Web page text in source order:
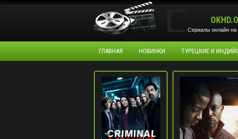
Сериалы онлайн на
ГЛАВНАЯ НОВИНКИ ТУРЕЦКИЕ И